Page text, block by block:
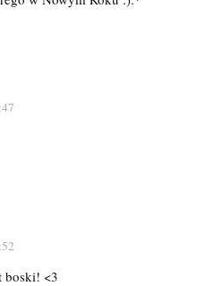
boski! <3